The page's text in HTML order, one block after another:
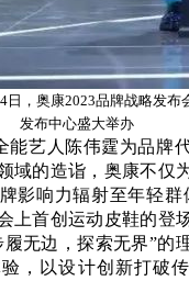
日，奥康2023品牌战略发布
发布中心盛大举办
能艺人陈伟霆为品牌
域的造诣，奥康不仅
影响力辐射至年轻群
上首创运动皮鞋的登
无边，探索无界”的
，以设计创新打破